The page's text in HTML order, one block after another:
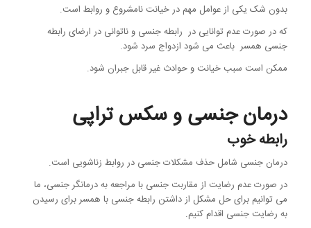
بدون شک یکی از عوامل مهم در خیانت نامشروع و روابط است.
که در صورت عدم توانایی در رابطه جنسی و ناتوانی در ارضای رابطه
جنسی همسر باعث می شود ازدواج سرد شود.
ممکن است سبب خیانت و حوادث غیر قابل جبران شود.
درمان جنسی و سکس تراپی
رابطه خوب
درمان جنسی شامل حذف مشکلات جنسی در روابط زناشویی است.
در صورت عدم رضایت از مقاربت جنسی با مراجعه به درمانگر جنسی، ما
می توانیم برای حل مشکل از داشتن رابطه جنسی با همسر برای رسیدن
به رضایت جنسی اقدام کنیم.